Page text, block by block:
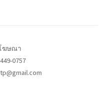
ฆษณา
0757